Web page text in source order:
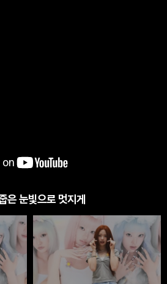
은 눈빛으로 멋지게